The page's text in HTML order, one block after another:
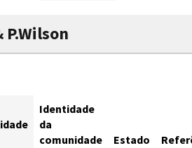
Identidade
da
comunidade
Estado